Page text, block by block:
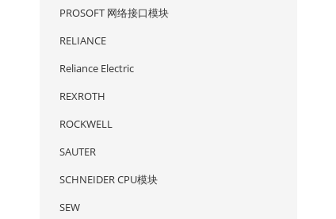
PROSOFT 网络接口模块
RELIANCE
Reliance Electric
REXROTH
ROCKWELL
SAUTER
SCHNEIDER CPU模块
SEW